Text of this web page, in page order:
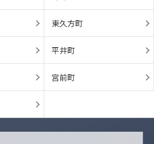
東久方町
平井町
宮前町